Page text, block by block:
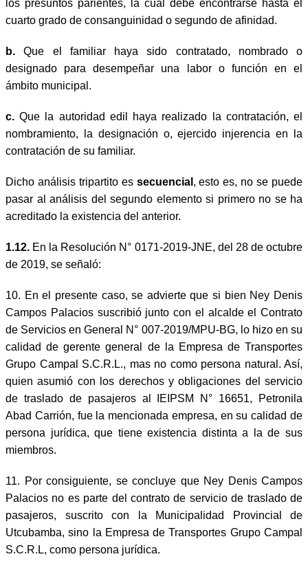
los presuntos parientes, la cual debe encontrarse hasta el
cuarto grado de consanguinidad o segundo de afinidad.
b.Que el familiar haya sido contratado, nombrado o
designado para desempeñar una labor o función en el
ámbito municipal.
c.Que la autoridad edil haya realizado la contratación, el
nombramiento, la designación o, ejercido injerencia en la
contratación de su familiar.
Dicho análisis tripartito es secuencial , esto es, no se puede
pasar al análisis del segundo elemento si primero no se ha
acreditado la existencia del anterior.
1.12. En la Resolución N° 0171-2019-JNE, del 28 de octubre
de 2019, se señaló:
10. En el presente caso, se advierte que si bien Ney Denis
Campos Palacios suscribió junto con el alcalde el Contrato
de Servicios en General N° 007-2019/MPU-BG, lo hizo en su
calidad de gerente general de la Empresa de Transportes
Grupo Campal S.C.R.L., mas no como persona natural. Así,
quien asumió con los derechos y obligaciones del servicio
de traslado de pasajeros al IEIPSM N° 16651, Petronila
Abad Carrión, fue la mencionada empresa, en su calidad de
persona jurídica, que tiene existencia distinta a la de sus
miembros.
11. Por consiguiente, se concluye que Ney Denis Campos
Palacios no es parte del contrato de servicio de traslado de
pasajeros, suscrito con la Municipalidad Provincial de
Utcubamba, sino la Empresa de Transportes Grupo Campal
S.C.R.L, como persona jurídica.